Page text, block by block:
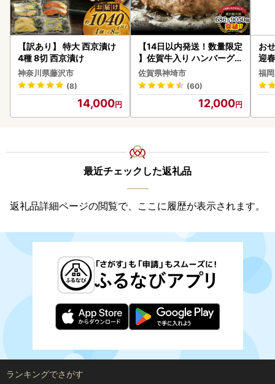
【訳あり】 特大 西京漬け
4種 8切 西京漬け
神奈川県藤沢市
(8)
14,000
【14日以内発送！数量限定
】佐賀牛入り ハンバーグ 2
2個 2.6kg(120g×22個)(H
083106)
佐賀県神埼市
(60)
12,000
お
迎
福
最近チェックした返礼品
返礼品詳細ページの閲覧で、ここに履歴が表示されます。
ランキングでさがす